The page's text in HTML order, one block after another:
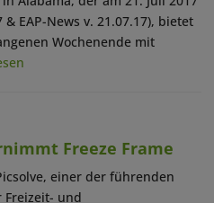
EAP-News v. 21.07.17), bietet
Wochenende mit
Freeze Frame
einer der führenden
Freizeit- und